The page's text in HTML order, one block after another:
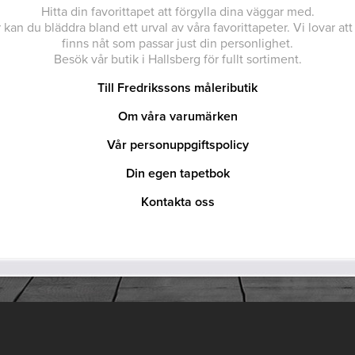
Hitta din favorittapet att förgylla dina väggar med.
kan du bläddra bland ett urval av våra favorittapeter. Vi lovar
finns nåt som passar just din personlighet.
Besök vår butik i Hallsberg för fullt sortiment.
Till Fredrikssons måleributik
Om våra varumärken
Vår personuppgiftspolicy
Din egen tapetbok
Kontakta oss